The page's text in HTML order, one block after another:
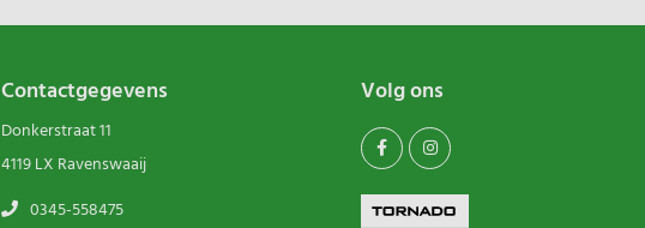
Contactgegevens
Donkerstraat 11
4119 LX Ravenswaaij
0345-558475
Volg ons